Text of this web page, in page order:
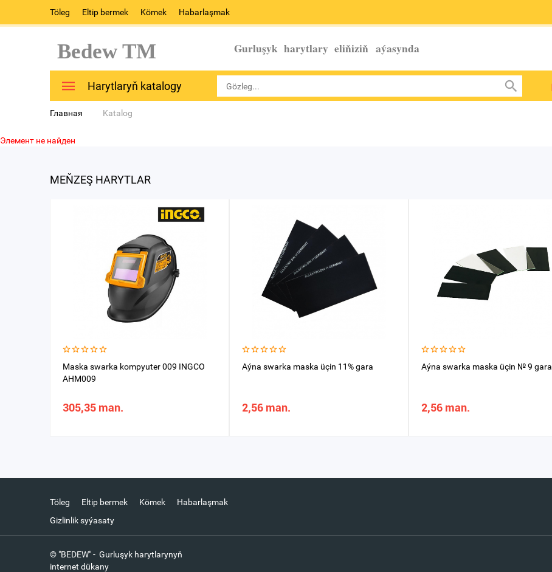
Töleg Eltip bermek Kömek Habarlaşmak
Bedew TM Gurluşyk harytlary eliňiziň aýasynda
Harytlaryň katalogy
Главная Katalog
Элемент не найден
MEŇZEŞ HARYTLAR
Maska swarka kompyuter 009 INGCO
AHM009
305,35 man.
Aýna swarka maska üçin 11% gara
2,56 man.
Aýna swarka maska üçin № 9 gara
2,56 man.
Töleg Eltip bermek Kömek
Habarlaşmak
Gizlinlik syýasaty
© "BEDEW" - Gurluşyk harytlarynyň
internet dükany